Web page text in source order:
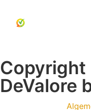
DeValore